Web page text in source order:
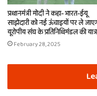
प्रधानमंत्री मोदी ने कहा- भारत-ईयू
साझेदारी को नई ऊंचाइयों पर ले
यूरोपीय संघ के प्रतिनिधिमंडल की
February 28, 2025